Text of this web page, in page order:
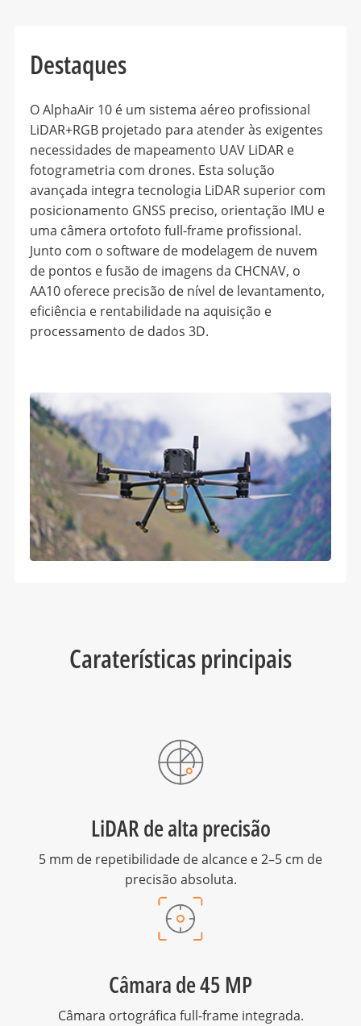
Destaques
O AlphaAir 10 é um sistema aéreo profissional
LiDAR+RGB projetado para atender às exigentes
necessidades de mapeamento UAV LiDAR e
fotogrametria com drones. Esta solução
avançada integra tecnologia LiDAR superior com
posicionamento GNSS preciso, orientação IMU e
uma câmera ortofoto full-frame profissional.
Junto com o software de modelagem de nuvem
de pontos e fusão de imagens da CHCNAV, o
AA10 oferece precisão de nível de levantamento,
eficiência e rentabilidade na aquisição e
processamento de dados 3D.
Caraterísticas principais
LiDAR de alta precisão
5 mm de repetibilidade de alcance e 2–5 cm de
precisão absoluta.
Câmara de 45 MP
Câmara ortográfica full-frame integrada.